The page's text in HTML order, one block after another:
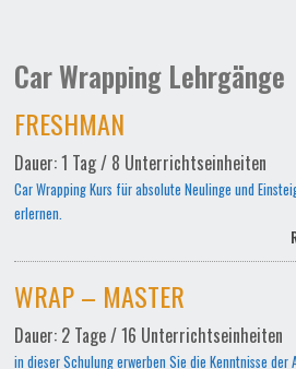
Car Wrapping Lehrgänge
FRESHMAN
Dauer: 1 Tag / 8 Unterrichtseinheiten
Car Wrapping Kurs für absolute Neulinge und
erlernen.
WRAP – MASTER
Dauer: 2 Tage / 16 Unterrichtseinheiten
in dieser Schulung erwerben Sie die Kenntnisse